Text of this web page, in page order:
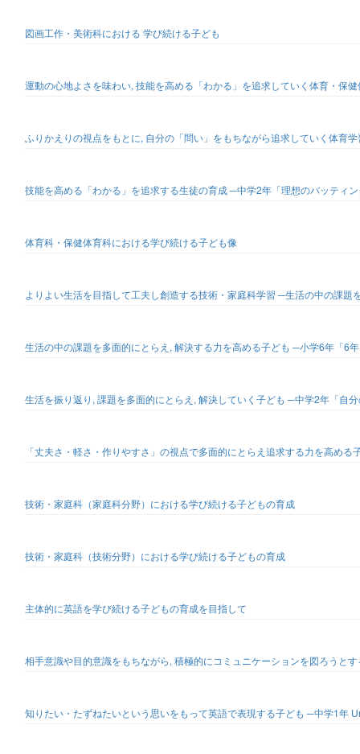
図画工作・美術科における 学び続ける子ども
運動の心地よさを味わい, 技能を高める「わかる」を追求していく体育・保
ふりかえりの視点をもとに, 自分の「問い」をもちながら追求していく体育
技能を高める「わかる」を追求する生徒の育成 ─中学2年「理想のバッティ
体育科・保健体育科における学び続ける子ども像
よりよい生活を目指して工夫し創造する技術・家庭科学習 ─生活の中の課
生活の中の課題を多面的にとらえ, 解決する力を高める子ども ─小学6年「6
生活を振り返り, 課題を多面的にとらえ, 解決していく子ども ─中学2年「自
「丈夫さ・軽さ・作りやすさ」の視点で多面的にとらえ追求する力を高め
技術・家庭科（家庭科分野）における学び続ける子どもの育成
技術・家庭科（技術分野）における学び続ける子どもの育成
主体的に英語を学び続ける子どもの育成を目指して
相手意識や目的意識をもちながら, 積極的にコミュニケーションを図ろうと
知りたい・たずねたいという思いをもって英語で表現する子ども ─中学1年